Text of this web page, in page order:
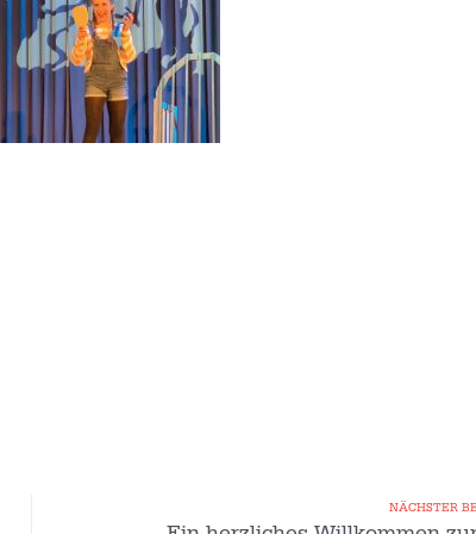
NÄCHSTER